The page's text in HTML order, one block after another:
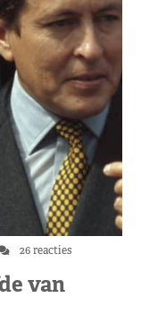
26 reacties
van